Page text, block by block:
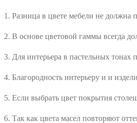
1. Разница в цвете мебели не должна
2. В основе цветовой гаммы всегда
3. Для интерьера в пастельных тонах
4. Благородность интерьеру и и
5. Если выбрать цвет покрытия
6. Так как цвета масел повторяют